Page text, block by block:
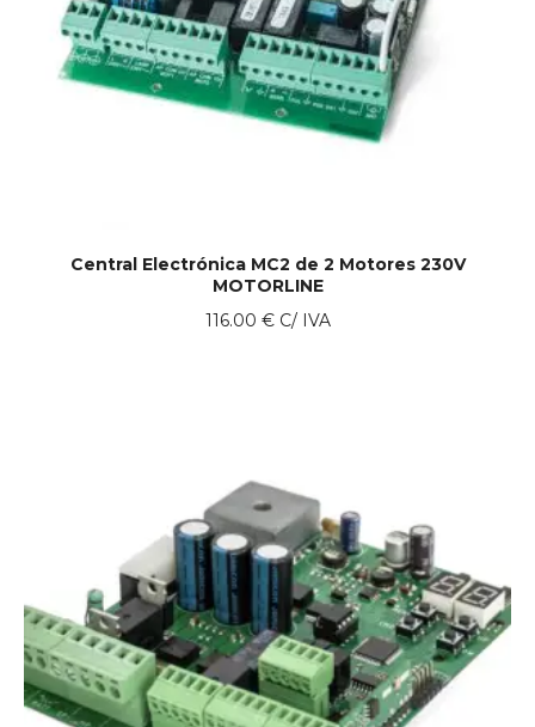
Central Electrónica MC2 de 2 Motores 230V
MOTORLINE
116.00 €C/ IVA